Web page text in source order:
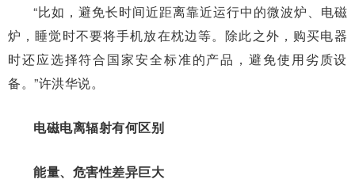
“比如，避免长时间近距离靠近运行中的微波炉、电磁
炉，睡觉时不要将手机放在枕边等。除此之外，购买电器
时还应选择符合国家安全标准的产品，避免使用劣质设
备。”许洪华说。
电磁电离辐射有何区别
能量、危害性差异巨大